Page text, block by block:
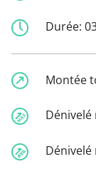
Durée:
Montée
Dénivelé
Dénivelé